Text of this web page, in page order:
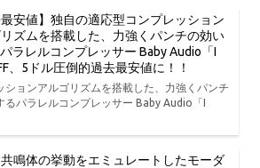
最安値】独自の適応型コンプレッション
ズムを搭載した、力強くパンチの効い
ラレルコンプレッサー Baby Audio「I
、5ドル圧倒的過去最安値に！！
ションアルゴリズムを搭載した、力強くパンチ
るパラレルコンプレッサー Baby Audio「I
鳴体の挙動をエミュレートしたモーダ